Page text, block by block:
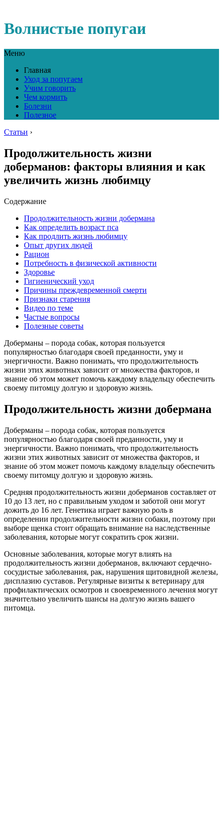
Волнистые попугаи
Меню
Главная
Уход за попугаем
Учим говорить
Чем кормить
Болезни
Полезное
Статьи ›
Продолжительность жизни
доберманов: факторы влияния и как
увеличить жизнь любимцу
Содержание
Продолжительность жизни добермана
Как определить возраст пса
Как продлить жизнь любимцу
Опыт других людей
Рацион
Потребность в физической активности
Здоровье
Гигиенический уход
Причины преждевременной смерти
Признаки старения
Видео по теме
Частые вопросы
Полезные советы
Доберманы – порода собак, которая пользуется
популярностью благодаря своей преданности, уму и
энергичности. Важно понимать, что продолжительность
жизни этих животных зависит от множества факторов, и
знание об этом может помочь каждому владельцу обеспечить
своему питомцу долгую и здоровую жизнь.
Продолжительность жизни добермана
Доберманы – порода собак, которая пользуется
популярностью благодаря своей преданности, уму и
энергичности. Важно понимать, что продолжительность
жизни этих животных зависит от множества факторов, и
знание об этом может помочь каждому владельцу обеспечить
своему питомцу долгую и здоровую жизнь.
Средняя продолжительность жизни доберманов составляет от
10 до 13 лет, но с правильным уходом и заботой они могут
дожить до 16 лет. Генетика играет важную роль в
определении продолжительности жизни собаки, поэтому при
выборе щенка стоит обращать внимание на наследственные
заболевания, которые могут сократить срок жизни.
Основные заболевания, которые могут влиять на
продолжительность жизни доберманов, включают сердечно-
сосудистые заболевания, рак, нарушения щитовидной железы,
дисплазию суставов. Регулярные визиты к ветеринару для
профилактических осмотров и своевременного лечения могут
значительно увеличить шансы на долгую жизнь вашего
питомца.